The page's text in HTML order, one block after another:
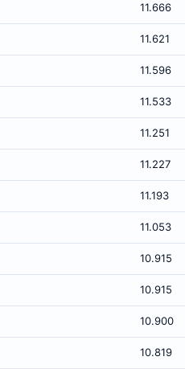
11.666
11.621
11.596
11.533
11.251
11.227
11.193
11.053
10.915
10.915
10.900
10.819